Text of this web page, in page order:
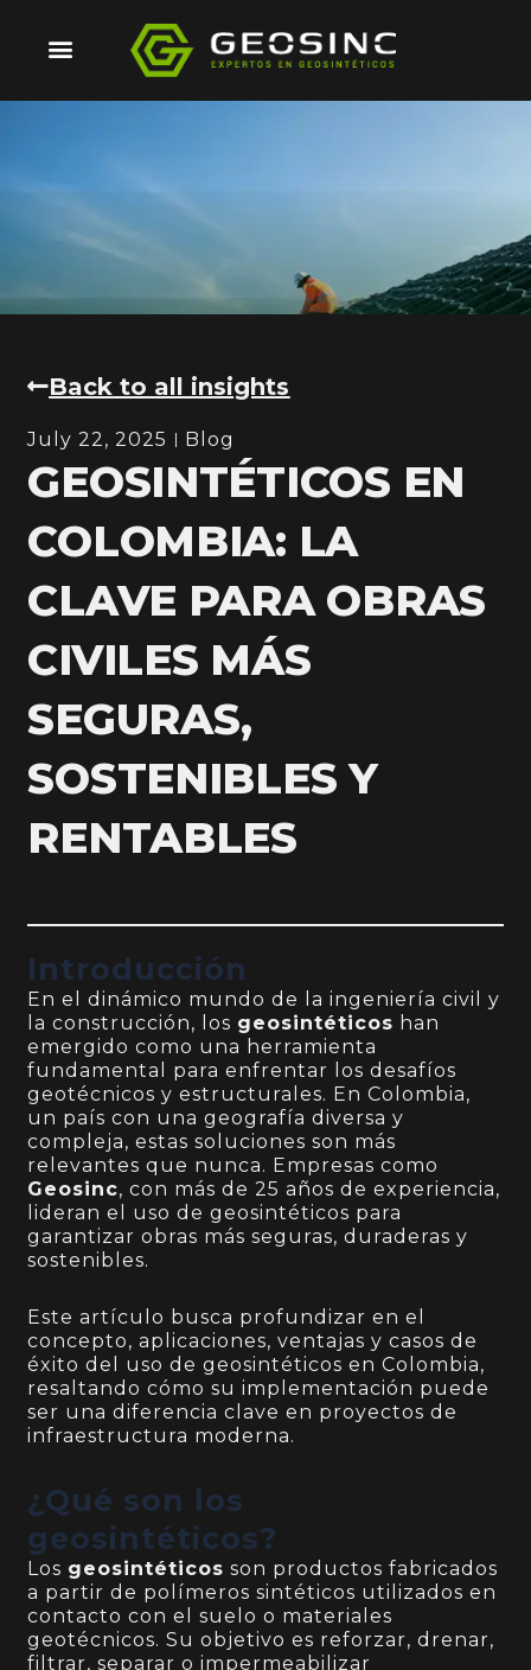
Back to all insights
July 22, 2025 Blog
GEOSINTÉTICOS EN
COLOMBIA: LA
CLAVE PARA OBRAS
CIVILES MÁS
SEGURAS,
SOSTENIBLES Y
RENTABLES
Introducción
En el dinámico mundo de la ingeniería civil y
la construcción, los geosintéticos han
emergido como una herramienta
fundamental para enfrentar los desafíos
geotécnicos y estructurales. En Colombia,
un país con una geografía diversa y
compleja, estas soluciones son más
relevantes que nunca. Empresas como
Geosinc, con más de 25 años de experiencia,
lideran el uso de geosintéticos para
garantizar obras más seguras, duraderas y
sostenibles.
Este artículo busca profundizar en el
concepto, aplicaciones, ventajas y casos de
éxito del uso de geosintéticos en Colombia,
resaltando cómo su implementación puede
ser una diferencia clave en proyectos de
infraestructura moderna.
¿Qué son los
geosintéticos?
Los geosintéticos son productos fabricados
a partir de polímeros sintéticos utilizados en
contacto con el suelo o materiales
geotécnicos. Su objetivo es reforzar, drenar,
filtrar, separar o impermeabilizar